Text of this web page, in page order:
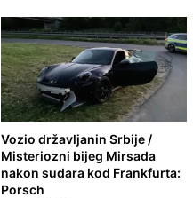
Vozio državljanin Srbije /
Misteriozni bijeg Mirsada
nakon sudara kod Frankfurta:
Porsch